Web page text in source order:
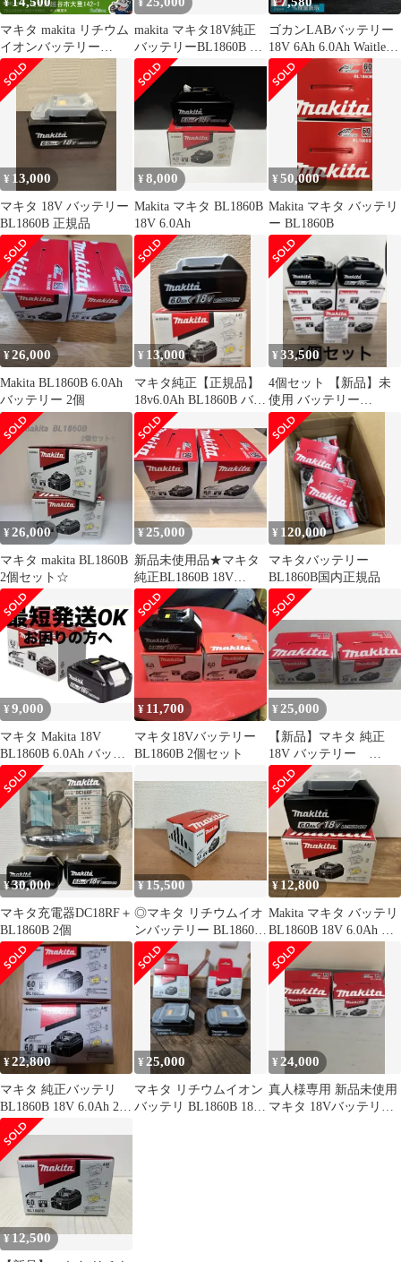
¥
マキタ makita リチウム
イオンバッテリー
18V/6.0Ah BL1860B
【未使用】 【越谷店】
¥
makita マキタ18V純正
バッテリーBL1860B 2
個
¥
ゴカンLABバッテリー
18V 6Ah 6.0Ah Waitley
掃除機 充電器 インパク
ト ブロワー 対応 LED
デジタル残量表示
WTL1860 BL1830B
BL1850B BL1860B 電動
¥ 13,000
マキタ 18V バッテリー
BL1860B 正規品
¥8,000
Makita マキタ BL1860B
18V 6.0Ah
¥50,000
Makita マキタ バッテリ
ー BL1860B
¥26,000
Makita BL1860B 6.0Ah
バッテリー 2個
¥ 13,000
マキタ純正【正規品】
18v6.0Ah BL1860B バッ
テリー
¥33,500
4個セット 【新品】未
使用 バッテリー
18v6.0Ah BL1860B
¥26,000
マキタ makita BL1860B
2個セット☆
¥25,000
新品未使用品★マキタ
純正BL1860B 18V
6.0Ah
¥ 120,000
マキタバッテリー
BL1860B国内正規品
¥9,000
マキタ Makita 18V
BL1860B 6.0Ah バッテ
リーラスト一点
¥ 11,700
マキタ18Vバッテリー
BL1860B 2個セット
¥ 25,000
【新品】マキタ 純正
18V バッテリー
BL1860B
¥30,000
マキタ充電器DC18RF＋
BL1860B 2個
¥15,500
◎マキタ リチウムイオ
ンバッテリー BL1860B
18V 6.0Ah ＊雪マーク
付き高速充電対応 未使
用長期保管品
¥ 12,800
Makita マキタ バッテリ
BL1860B 18V 6.0Ah 本
体
¥22,800
マキタ 純正バッテリ
BL1860B 18V 6.0Ah 2個
セット
¥ 25,000
マキタ リチウムイオン
バッテリ BL1860B 18V
¥ 24,000
真人様専用 新品未使用
マキタ 18Vバッテリー
¥ 12,500